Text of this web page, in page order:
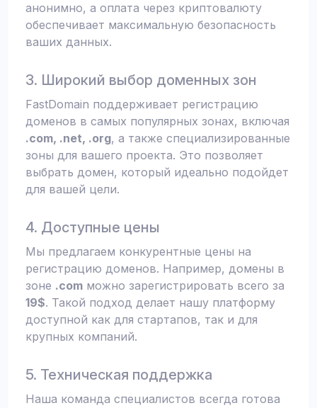
анонимно, а оплата через криптовалюту
обеспечивает максимальную безопасность
ваших данных.
3. Широкий выбор доменных зон
FastDomain поддерживает регистрацию
доменов в самых популярных зонах, включая
.com, .net, .org, а также специализированные
зоны для вашего проекта. Это позволяет
выбрать домен, который идеально подойдет
для вашей цели.
4. Доступные цены
Мы предлагаем конкурентные цены на
регистрацию доменов. Например, домены в
зоне .com можно зарегистрировать всего за
19$. Такой подход делает нашу платформу
доступной как для стартапов, так и для
крупных компаний.
5. Техническая поддержка
Наша команда специалистов всегда готова